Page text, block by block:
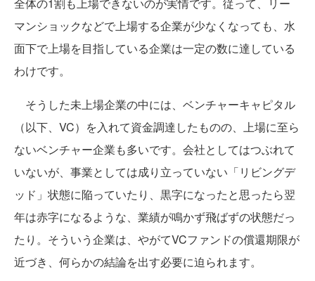
マンショックなどで上場する企業が少なくなっても、水
面下で上場を目指している企業は一定の数に達している
わけです。
そうした未上場企業の中には、ベンチャーキャピタル
（以下、VC）を入れて資金調達したものの、上場に至ら
ないベンチャー企業も多いです。会社としてはつぶれて
いないが、事業としては成り立っていない「リビングデ
ッド」状態に陥っていたり、黒字になったと思ったら翌
年は赤字になるような、業績が鳴かず飛ばずの状態だっ
たり。そういう企業は、やがてVCファンドの償還期限が
近づき、何らかの結論を出す必要に迫られます。